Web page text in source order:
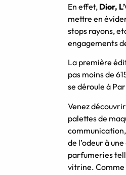
En effet, Dior,
mettre en
stops rayons,
engagements
La première
pas moins de
se déroule à
Venez
palettes de
de l’odeur à
parfumeries
vitrine.